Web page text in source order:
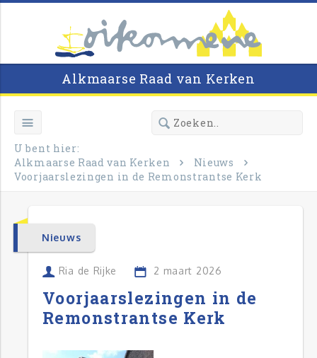
Alkmaarse Raad van Kerken
U bent hier:
Alkmaarse Raad van Kerken
Nieuws
Voorjaarslezingen in de Remonstrantse Kerk
Nieuws
Ria de Rijke 2 maart 2026
Voorjaarslezingen in de
Remonstrantse Kerk